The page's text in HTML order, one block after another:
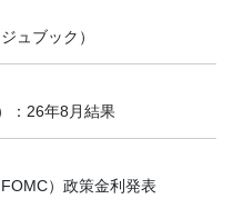
ュブック）
：26年8月結果
）政策金利発表